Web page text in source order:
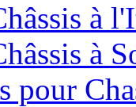
à
à
pour